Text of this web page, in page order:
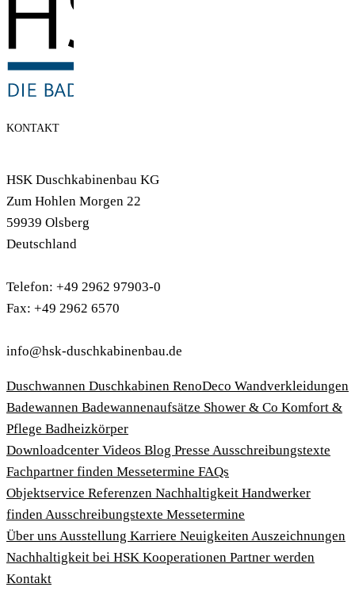
KONTAKT
HSK Duschkabinenbau KG
Zum Hohlen Morgen 22
59939 Olsberg
Deutschland
Telefon: +49 2962 97903-0
Fax: +49 2962 6570
info@hsk-duschkabinenbau.de
Duschwannen Duschkabinen RenoDeco Wandverkleidungen
Badewannen Badewannenaufsätze Shower & Co Komfort &
Pflege Badheizkörper
Download­center Videos Blog Presse Ausschreibungstexte
Fachpartner finden Messetermine FAQs
Objektservice Referenzen Nachhaltigkeit Handwerker
findenAusschreibungstexte Messetermine
Über uns Ausstellung Karriere NeuigkeitenAuszeichnungen
Nachhaltigkeit bei HSK Kooperationen Partner werden
Kontakt